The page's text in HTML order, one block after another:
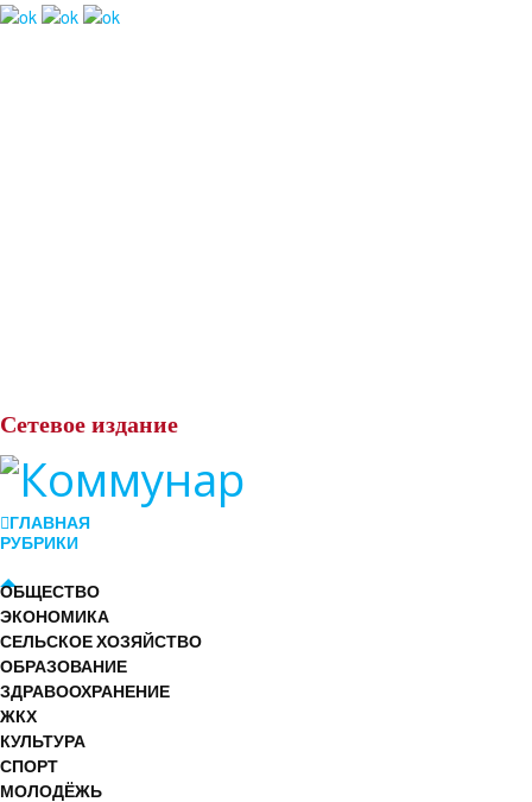
Сетевое издание
ГЛАВНАЯ
РУБРИКИ
ОБЩЕСТВО
ЭКОНОМИКА
СЕЛЬСКОЕ ХОЗЯЙСТВО
ОБРАЗОВАНИЕ
ЗДРАВООХРАНЕНИЕ
ЖКХ
КУЛЬТУРА
СПОРТ
МОЛОДЁЖЬ